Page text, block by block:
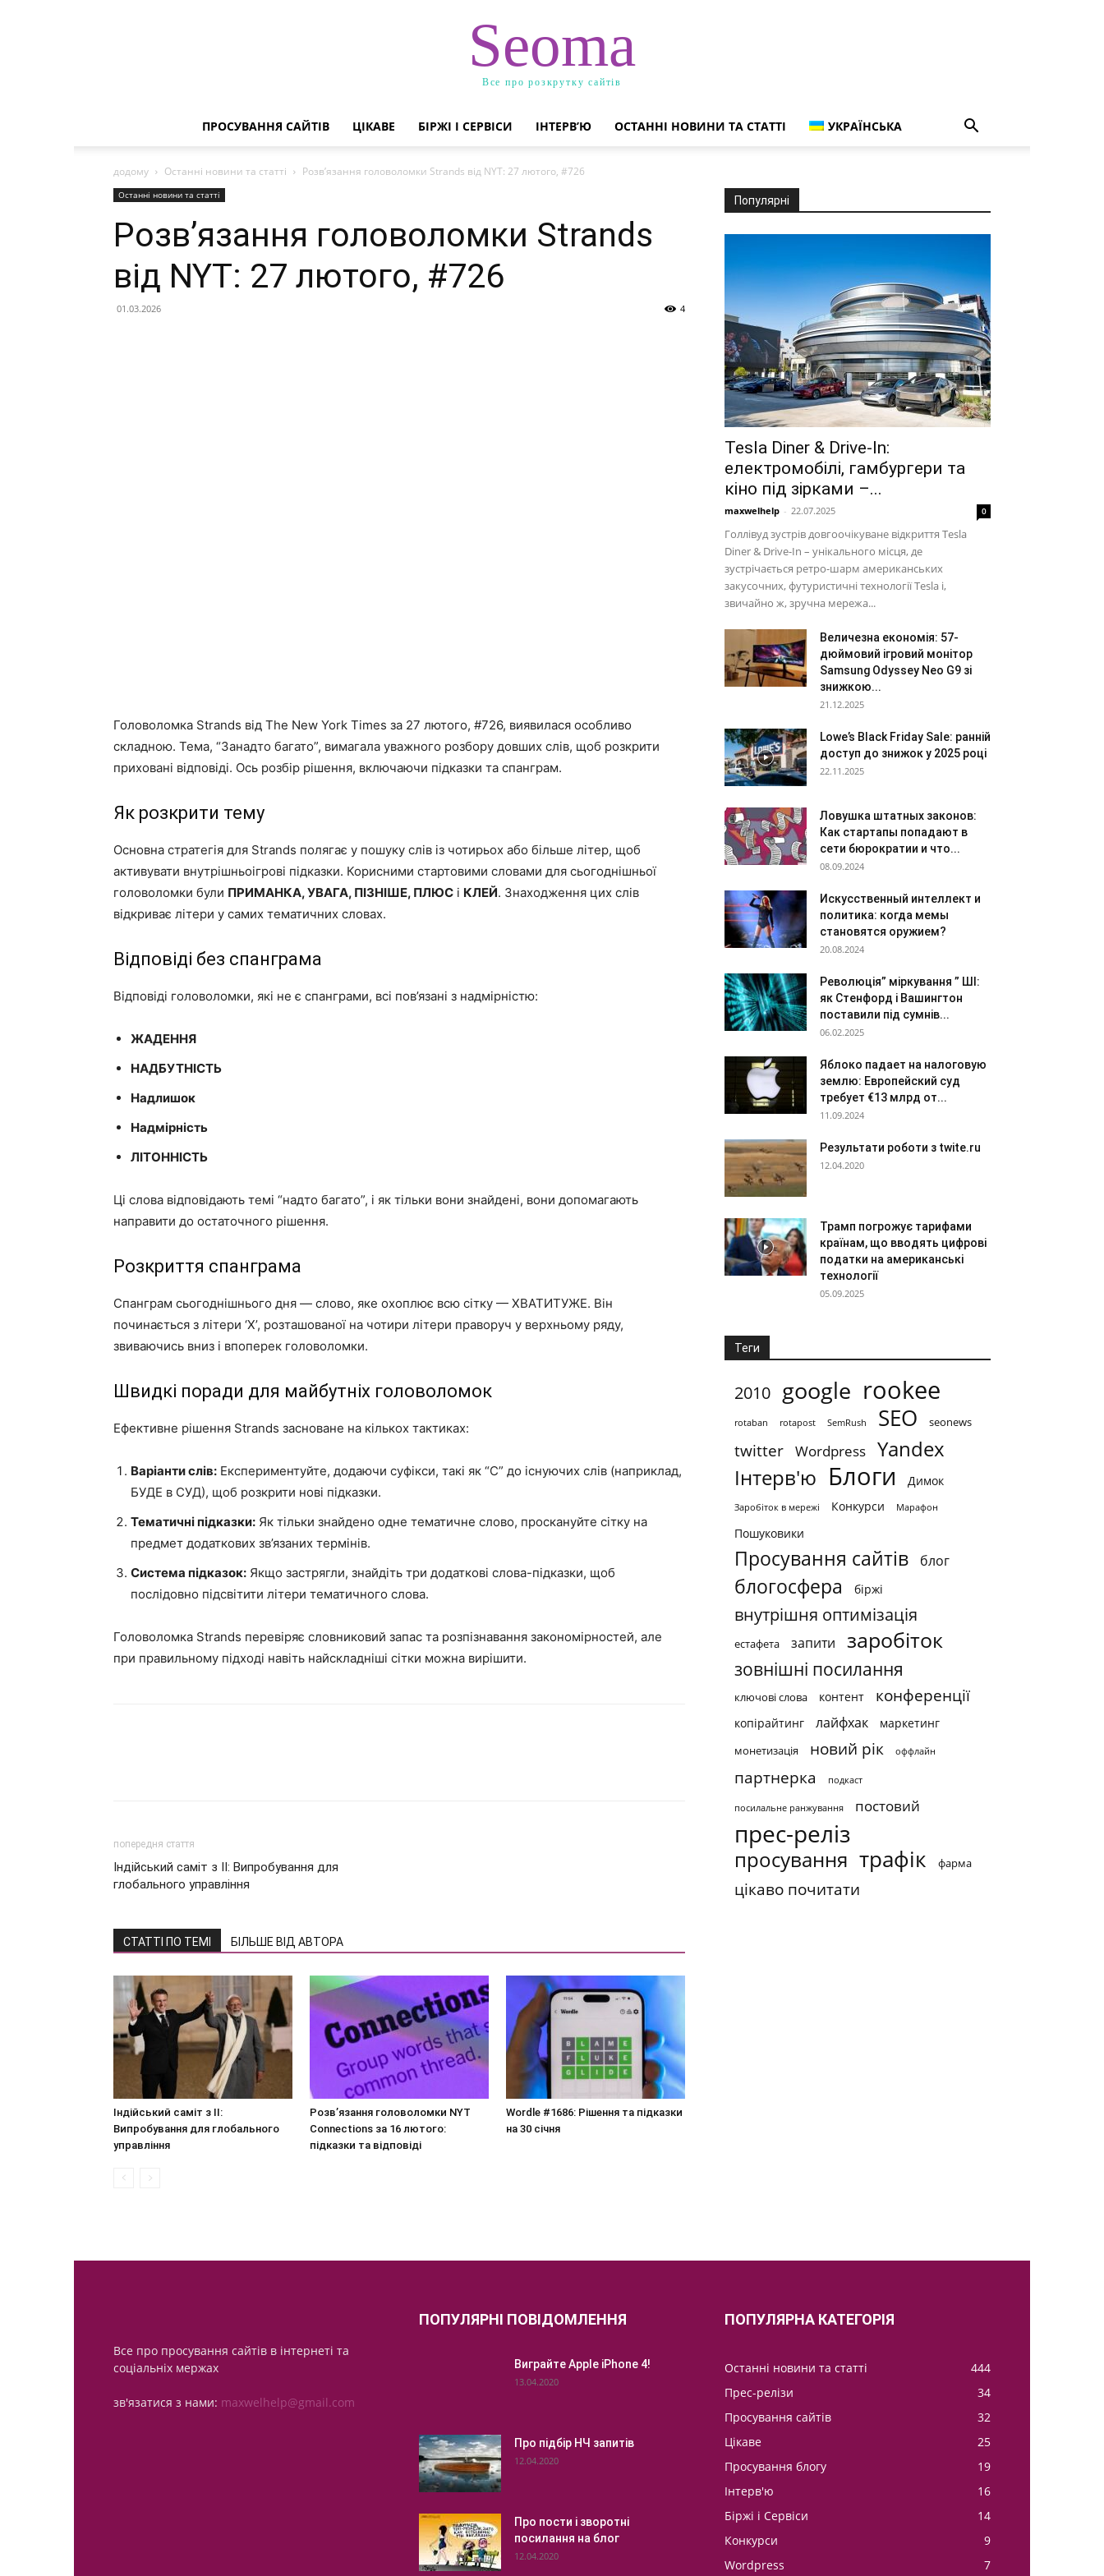
Seoma
Все про розкрутку сайтів
ПРОСУВАННЯ САЙТІВ ЦІКАВЕ БІРЖІ І СЕРВІСИ ІНТЕРВ’Ю ОСТАННІ НОВИНИ ТА СТАТТІ УКРАЇНСЬКА
додому Останні новини та статті Розв’язання головоломки Strands від NYT: 27 лютого, #726
Останні новини та статті
Розв’язання головоломки Strands
від NYT: 27 лютого, #726
01.03.2026 4
Головоломка Strands від The New York Times за 27 лютого, #726, виявилася особливо
складною. Тема, “Занадто багато”, вимагала уважного розбору довших слів, щоб розкрити
приховані відповіді. Ось розбір рішення, включаючи підказки та спанграм.
Як розкрити тему
Основна стратегія для Strands полягає у пошуку слів із чотирьох або більше літер, щоб
активувати внутрішньоігрові підказки. Корисними стартовими словами для сьогоднішньої
головоломки були ПРИМАНКА, УВАГА, ПІЗНІШЕ, ПЛЮС і КЛЕЙ. Знаходження цих слів
відкриває літери у самих тематичних словах.
Відповіді без спанграма
Відповіді головоломки, які не є спанграми, всі пов’язані з надмірністю:
ЖАДЕННЯ
НАДБУТНІСТЬ
Надлишок
Надмірність
ЛІТОННІСТЬ
Ці слова відповідають темі “надто багато”, і як тільки вони знайдені, вони допомагають
направити до остаточного рішення.
Розкриття спанграма
Спанграм сьогоднішнього дня — слово, яке охоплює всю сітку — ХВАТИТУЖЕ. Він
починається з літери ‘Х’, розташованої на чотири літери праворуч у верхньому ряду,
звиваючись вниз і впоперек головоломки.
Швидкі поради для майбутніх головоломок
Ефективне рішення Strands засноване на кількох тактиках:
Варіанти слів: Експериментуйте, додаючи суфікси, такі як “С” до існуючих слів (наприклад,
БУДЕ в СУД), щоб розкрити нові підказки.
Тематичні підказки: Як тільки знайдено одне тематичне слово, проскануйте сітку на
предмет додаткових зв’язаних термінів.
Система підказок: Якщо застрягли, знайдіть три додаткові слова-підказки, щоб
послідовно підсвітити літери тематичного слова.
Головоломка Strands перевіряє словниковий запас та розпізнавання закономірностей, але
при правильному підході навіть найскладніші сітки можна вирішити.
попередня стаття
Індійський саміт з ІІ: Випробування для
глобального управління
СТАТТІ ПО ТЕМІ БІЛЬШЕ ВІД АВТОРА
Індійський саміт з ІІ:
Випробування для глобального
управління
Розв’язання головоломки NYT
Connections за 16 лютого:
підказки та відповіді
Wordle #1686: Рішення та підказки
на 30 січня
Популярні
Tesla Diner & Drive-In:
електромобілі, гамбургери та
кіно під зірками –...
maxwelhelp - 22.07.2025 0
Голлівуд зустрів довгоочікуване відкриття Tesla
Diner & Drive-In – унікального місця, де
зустрічається ретро-шарм американських
закусочних, футуристичні технології Tesla і,
звичайно ж, зручна мережа...
Величезна економія: 57-
дюймовий ігровий монітор
Samsung Odyssey Neo G9 зі
знижкою...
21.12.2025
Lowe’s Black Friday Sale: ранній
доступ до знижок у 2025 році
22.11.2025
Ловушка штатных законов:
Как стартапы попадают в
сети бюрократии и что...
08.09.2024
Искусственный интеллект и
политика: когда мемы
становятся оружием?
20.08.2024
Революція” міркування ” ШІ:
як Стенфорд і Вашингтон
поставили під сумнів...
06.02.2025
Яблоко падает на налоговую
землю: Европейский суд
требует €13 млрд от...
11.09.2024
Результати роботи з twite.ru
12.04.2020
Трамп погрожує тарифами
країнам, що вводять цифрові
податки на американські
технології
05.09.2025
Теги
2010 google rookee
rotaban rotapost SemRush SEO seonews
twitter Wordpress
Yandex
Інтерв'ю Блоги Димок
Заробіток в мережі Конкурси Марафон
Пошуковики
Просування сайтів блог
блогосфера біржі
внутрішня оптимізація
естафета запити заробіток
зовнішні посилання
ключові слова контент конференції
копірайтинг лайфхак маркетинг
монетизація новий рік оффлайн
партнерка подкаст
посилальне ранжування постовий
прес-реліз
просування трафік фарма
цікаво почитати
Все про просування сайтів в інтернеті та
соціальніх мержах
зв'язатися з нами: maxwelhelp@gmail.com
ПОПУЛЯРНІ ПОВІДОМЛЕННЯ
Виграйте Apple iPhone 4!
13.04.2020
Про підбір НЧ запитів
12.04.2020
Про пости і зворотні
посилання на блог
12.04.2020
ПОПУЛЯРНА КАТЕГОРІЯ
Останні новини та статті
444
Прес-релізи
34
Просування сайтів
32
Цікаве
25
Просування блогу
19
Інтерв'ю
16
Біржі і Сервіси
14
Конкурси
9
Wordpress
7